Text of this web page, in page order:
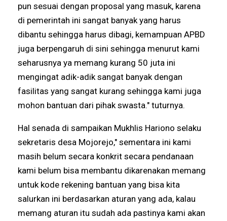
pun sesuai dengan proposal yang masuk, karena
di pemerintah ini sangat banyak yang harus
dibantu sehingga harus dibagi, kemampuan APBD
juga berpengaruh di sini sehingga menurut kami
seharusnya ya memang kurang 50 juta ini
mengingat adik-adik sangat banyak dengan
fasilitas yang sangat kurang sehingga kami juga
mohon bantuan dari pihak swasta." tuturnya.
Hal senada di sampaikan Mukhlis Hariono selaku
sekretaris desa Mojorejo," sementara ini kami
masih belum secara konkrit secara pendanaan
kami belum bisa membantu dikarenakan memang
untuk kode rekening bantuan yang bisa kita
salurkan ini berdasarkan aturan yang ada, kalau
memang aturan itu sudah ada pastinya kami akan